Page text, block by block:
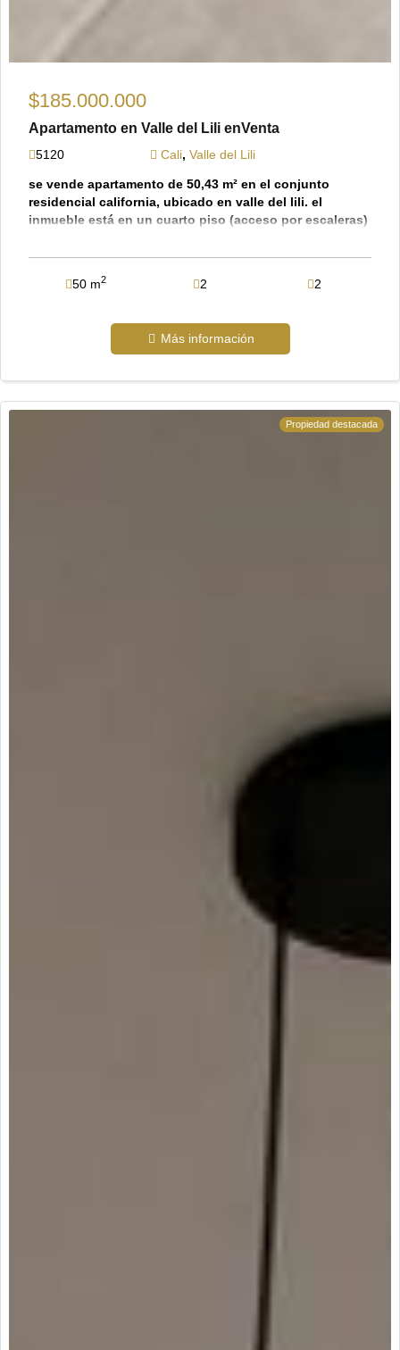
$185.000.000
Apartamento en Valle del Lili enVenta
5120 Cali, Valle del Lili
se vende apartamento de 50,43 m² en el conjunto
residencial california, ubicado en valle del lili. el
inmueble está en un cuarto piso (acceso por escaleras)
su propio baño, además de un baño social. tiene una
sala-comedor amplia, cocina integral y zona de oficios.
el conjunto es muy completo y seguro; cuenta con
salón social y parqueadero comunitario. es un lugar
fresco, bien ubicado y cercano a centros comerciales,
precio es de 185 millones y paga una administración
mensual de $219.000. es una opción ideal para
inversión o vivienda propia en un sector de alta
50 m2 2 2
Más información
Propiedad destacada